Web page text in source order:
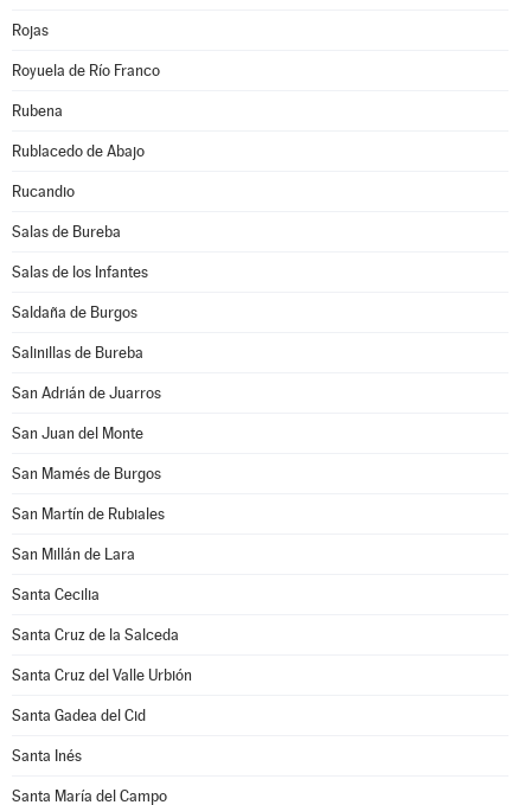
Rojas
Royuela de Río Franco
Rubena
Rublacedo de Abajo
Rucandio
Salas de Bureba
Salas de los Infantes
Saldaña de Burgos
Salinillas de Bureba
San Adrián de Juarros
San Juan del Monte
San Mamés de Burgos
San Martín de Rubiales
San Millán de Lara
Santa Cecilia
Santa Cruz de la Salceda
Santa Cruz del Valle Urbión
Santa Gadea del Cid
Santa Inés
Santa María del Campo